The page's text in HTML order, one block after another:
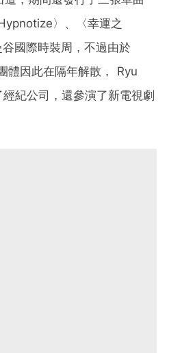
〉、〈幸運之
國際時裝周，不過由於
體因此在隔年解散， Ryu
紀公司，還參演了新電視劇